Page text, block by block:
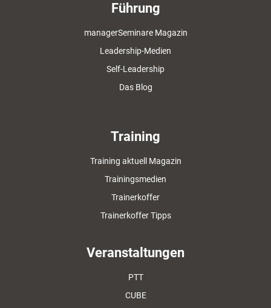
Führung
managerSeminare Magazin
Leadership-Medien
Self-Leadership
Das Blog
Training
Training aktuell Magazin
Trainingsmedien
Trainerkoffer
Trainerkoffer Tipps
Veranstaltungen
PTT
CUBE